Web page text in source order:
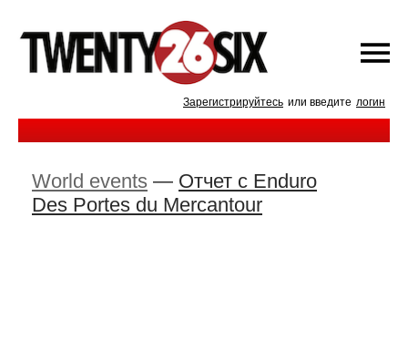
Зарегистрируйтесь или введите логин
World events — Отчет с Enduro
Des Portes du Mercantour